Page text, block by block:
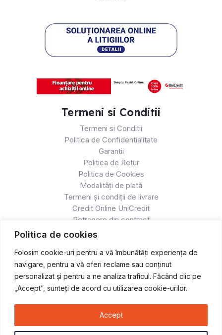
Politica de cookies
Folosim cookie-uri pentru a vă îmbunătăți experiența de
navigare, pentru a vă oferi reclame sau conținut
personalizat și pentru a ne analiza traficul. Făcând clic pe
„Accept”, sunteți de acord cu utilizarea cookie-urilor.
Accept
Termeni si Conditii
Termeni si Conditii
Politica de Confidentialitate
Garantii
Politica de Retur
Politica de Cookies
Modalități de plată
Termeni și condiții de livrare
Credit Online UniCredit
Retragere din contract
Copyright © 2026 Atv & Moto - Race